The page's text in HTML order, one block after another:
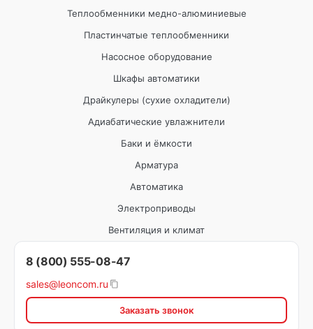
Теплообменники медно-алюминиевые
Пластинчатые теплообменники
Насосное оборудование
Шкафы автоматики
Драйкулеры (сухие охладители)
Адиабатические увлажнители
Баки и ёмкости
Арматура
Автоматика
Электроприводы
Вентиляция и климат
8 (800) 555-08-47
sales@leoncom.ru
Заказать звонок